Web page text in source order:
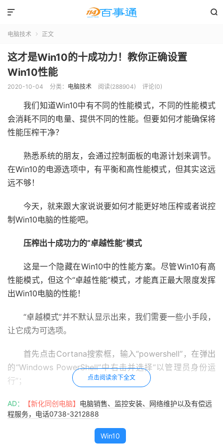


电脑技术  正文
这才是Win10的十成功力！教你正确设置
Win10性能
2020-10-04 分类： 电脑技术 阅读(288904) 评论(0)
我们知道Win10中有不同的性能模式，不同的性能模式
会消耗不同的电量、提供不同的性能。但要如何才能确保将
性能压榨干净？
熟悉系统的朋友，会通过控制面板的电源计划来调节。
在Win10的电源选项中，有平衡和高性能模式，但其实这远
远不够！
今天，就来跟大家说说要如何才能更好地压榨或者说控
制Win10电脑的性能吧。
压榨出十成功力的“卓越性能”模式
这是一个隐藏在Win10中的性能方案。尽管Win10有高
性能模式，但这个“卓越性能”模式，才能真正最大限度发挥
出Win10电脑的性能！
“卓越模式”并不默认显示出来，我们需要一些小手段，
让它成为可选项。
首先点击Cortana搜索框，输入“powershell”，在弹出
的“Windows PowerShell”中右击并选择“以管理员身份运
行”；
管理员身份启动Windows PowerShell
点击阅读余下全文
AD： 【新化同创电脑】 电脑销售、监控安装、网络维护以及有偿远
程服务，电话0738-3212888
Win10